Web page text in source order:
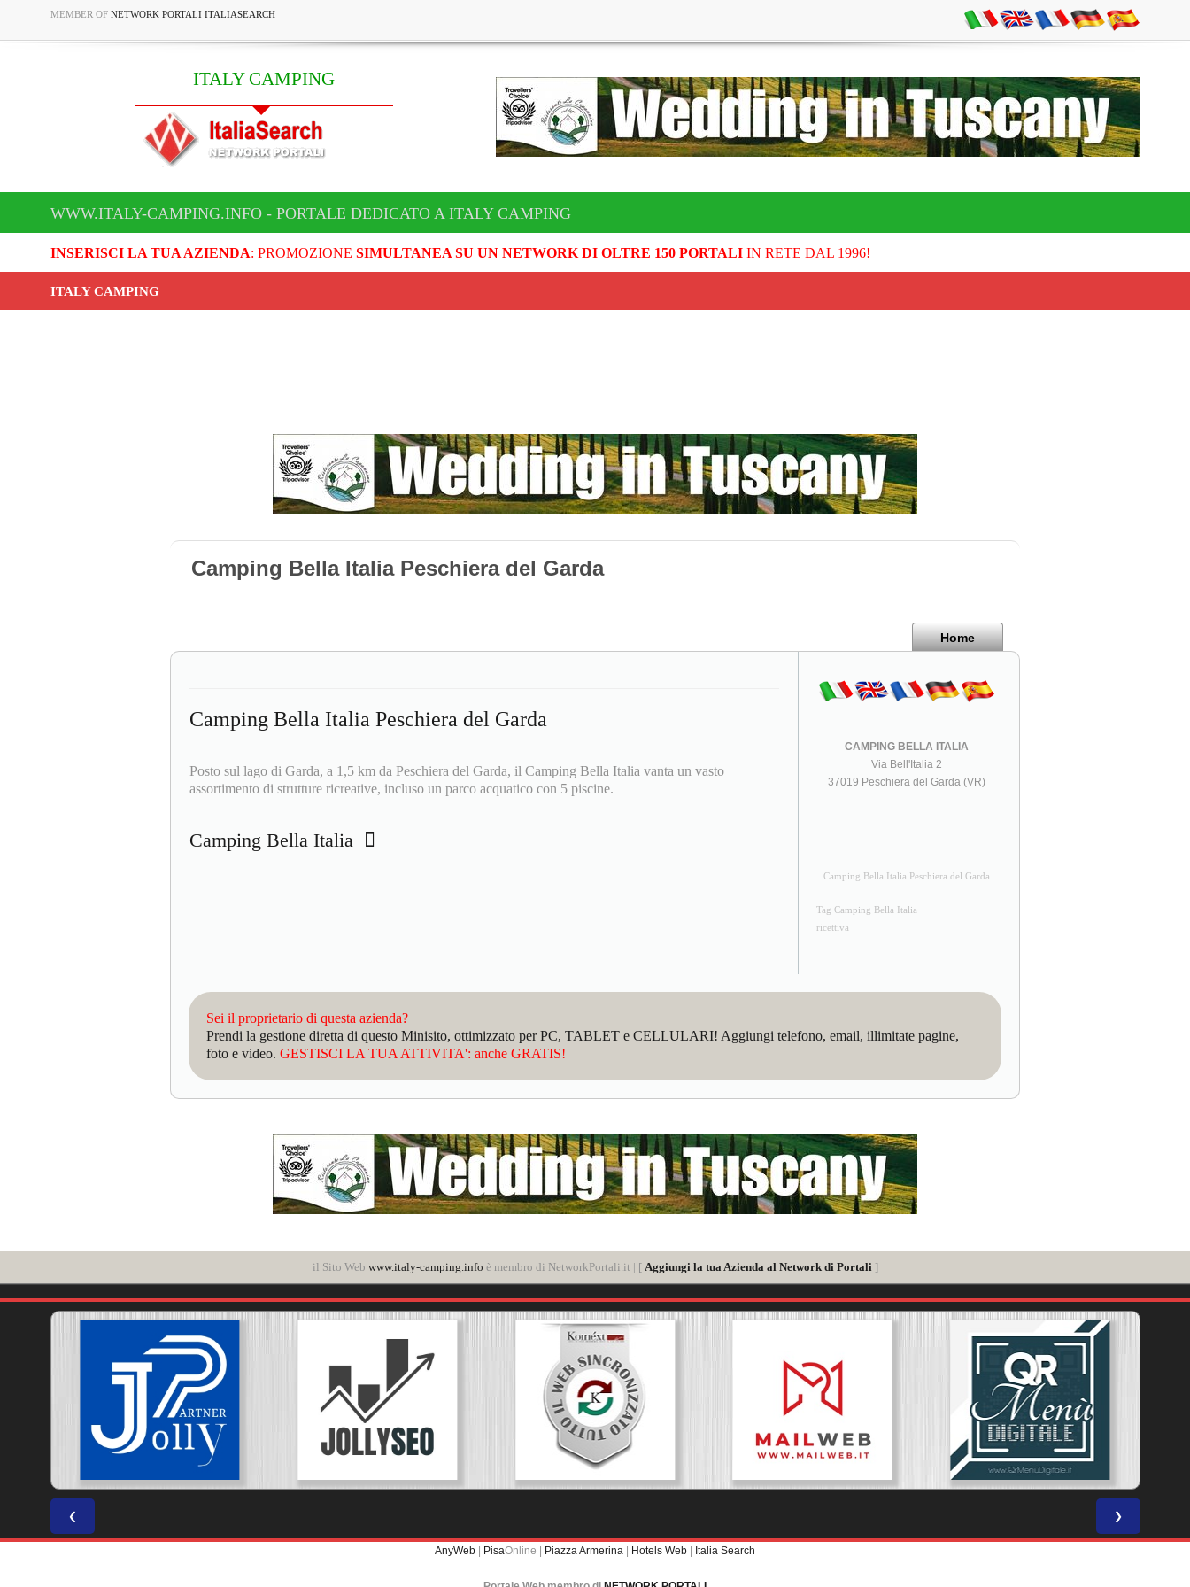
MEMBER OF NETWORK PORTALI ITALIASEARCH
ITALY CAMPING
WWW.ITALY-CAMPING.INFO - PORTALE DEDICATO A ITALY CAMPING
INSERISCI LA TUA AZIENDA: PROMOZIONE SIMULTANEA SU UN NETWORK DI OLTRE 150 PORTALIIN RETE DAL 1996!
ITALY CAMPING
Camping Bella Italia Peschiera del Garda
Home
Camping Bella Italia Peschiera del Garda
Posto sul lago di Garda, a 1,5 km da Peschiera del Garda, il Camping Bella Italia vanta un vasto
assortimento di strutture ricreative, incluso un parco acquatico con 5 piscine.
Camping Bella Italia
CAMPING BELLA ITALIA
Via Bell'Italia 2
37019 Peschiera del Garda (VR)
Camping Bella Italia Peschiera del Garda
Tag Camping Bella Italia
ricettiva
Sei il proprietario di questa azienda?
Prendi la gestione diretta di questo Minisito, ottimizzato per PC, TABLET e CELLULARI! Aggiungi telefono, email, illimitate pagine,
foto e video. GESTISCI LA TUA ATTIVITA': anche GRATIS!
il Sito Web www.italy-camping.info è membro di NetworkPortali.it | [ Aggiungi la tua Azienda al Network di Portali ]
❮ ❯
AnyWeb | PisaOnline | Piazza Armerina | Hotels Web | Italia Search